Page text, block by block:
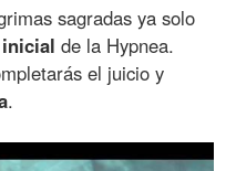
sagradas ya solo
de la Hypnea.
el juicio y
.